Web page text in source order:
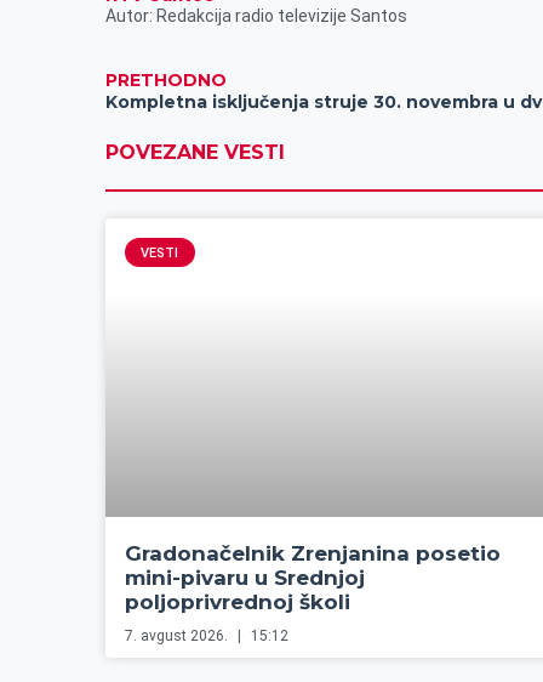
Autor: Redakcija radio televizije Santos
PRETHODNO
POVEZANE VESTI
VESTI
Gradonačelnik Zrenjanina posetio
mini-pivaru u Srednjoj
poljoprivrednoj školi
7. avgust 2026. 15:12